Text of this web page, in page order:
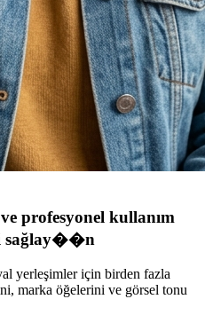
profesyonel kullanım
sağlay��n
yerleşimler için birden fazla
marka öğelerini ve görsel tonu